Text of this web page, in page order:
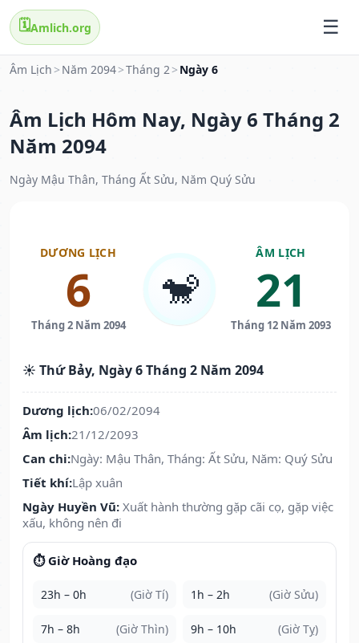
🗓️Amlich.org
Âm Lịch > Năm 2094>Tháng 2> Ngày 6
Âm Lịch Hôm Nay, Ngày 6 Tháng 2
Năm 2094
Ngày Mậu Thân, Tháng Ất Sửu, Năm Quý Sửu
DƯƠNG LỊCH
6
Tháng 2 Năm 2094
🐒
ÂM LỊCH
21
Tháng 12 Năm 2093
☀️ Thứ Bảy, Ngày 6 Tháng 2 Năm 2094
Dương lịch:06/02/2094
Âm lịch:21/12/2093
Can chi:Ngày: Mậu Thân, Tháng: Ất Sửu, Năm: Quý Sửu
Tiết khí:Lập xuân
Ngày Huyền Vũ: Xuất hành thường gặp cãi cọ, gặp việc
xấu, không nên đi
⏱️ Giờ Hoàng đạo
23h – 0h (Giờ Tí) 1h – 2h (Giờ Sửu)
7h – 8h (Giờ Thìn) 9h – 10h (Giờ Tỵ)